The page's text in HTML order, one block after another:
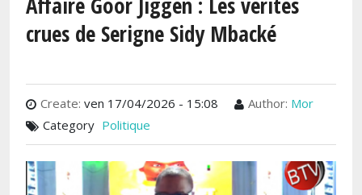
crues de Serigne Sidy Mbacké
Create: ven 17/04/2026 - 15:08 Author: Mor
Category Politique